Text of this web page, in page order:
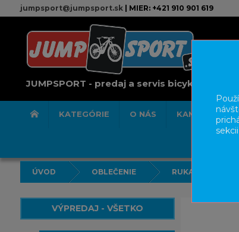
jumpsport@jumpsport.sk| MIER: +421 910 901 619
JUMPSPORT - predaj a servis bicyklov
KATEGÓRIE O NÁS KAMENNÁ
ÚVOD OBLEČENIE RUKAVICE
VÝPREDAJ - VŠETKO